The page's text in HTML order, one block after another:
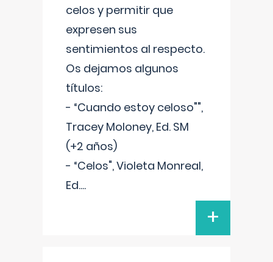
celos y permitir que
expresen sus
sentimientos al respecto.
Os dejamos algunos
títulos:
- “Cuando estoy celoso"",
Tracey Moloney, Ed. SM
(+2 años)
- “Celos", Violeta Monreal,
Ed....
+